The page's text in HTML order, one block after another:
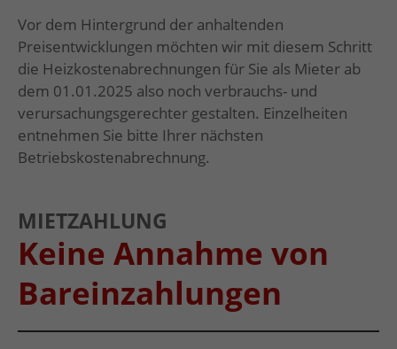
Vor dem Hintergrund der anhaltenden
Preisentwicklungen möchten wir mit diesem Schritt
die Heizkostenabrechnungen für Sie als Mieter ab
dem 01.01.2025 also noch verbrauchs- und
verursachungsgerechter gestalten. Einzelheiten
entnehmen Sie bitte Ihrer nächsten
Betriebskostenabrechnung.
MIETZAHLUNG
Keine Annahme von
Bareinzahlungen